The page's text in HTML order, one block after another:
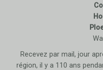
Recevez par mail, jour
région, il y a 110 ans